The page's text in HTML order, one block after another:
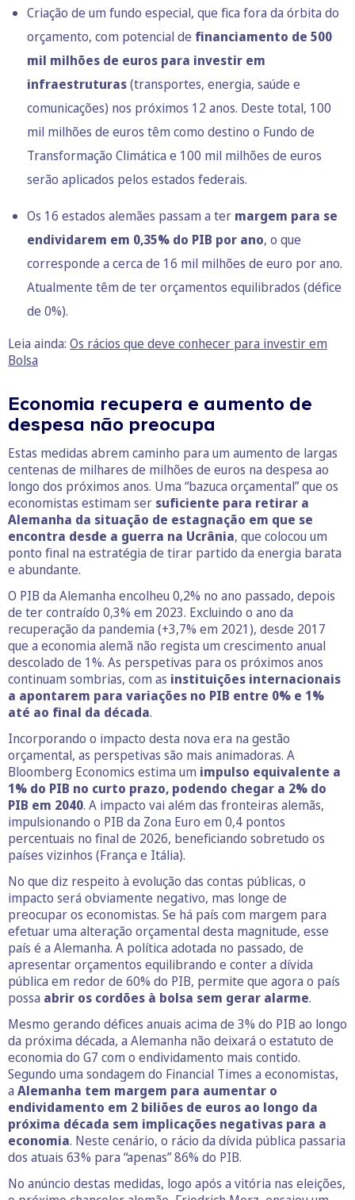
Criação de um fundo especial, que fica fora da órbita do
orçamento, com potencial de financiamento de 500
mil milhões de euros para investir em
infraestruturas(transportes, energia, saúde e
comunicações) nos próximos 12 anos. Deste total, 100
mil milhões de euros têm como destino o Fundo de
Transformação Climática e 100 mil milhões de euros
serão aplicados pelos estados federais.
Os 16 estados alemães passam a ter margem para se
endividarem em 0,35% do PIB por ano, o que
corresponde a cerca de 16 mil milhões de euro por ano.
Atualmente têm de ter orçamentos equilibrados (défice
de 0%).
Leia ainda: Os rácios que deve conhecer para investir em
Bolsa
Economia recupera e aumento de
despesa não preocupa
Estas medidas abrem caminho para um aumento de largas
centenas de milhares de milhões de euros na despesa ao
longo dos próximos anos. Uma “bazuca orçamental” que os
economistas estimam ser suficiente para retirar a
Alemanha da situação de estagnação em que se
encontra desde a guerra na Ucrânia, que colocou um
ponto final na estratégia de tirar partido da energia barata
e abundante.
O PIB da Alemanha encolheu 0,2% no ano passado, depois
de ter contraído 0,3% em 2023. Excluindo o ano da
recuperação da pandemia (+3,7% em 2021), desde 2017
que a economia alemã não regista um crescimento anual
descolado de 1%. As perspetivas para os próximos anos
continuam sombrias, com as instituições internacionais
a apontarem para variações no PIB entre 0% e 1%
até ao final da década.
Incorporando o impacto desta nova era na gestão
orçamental, as perspetivas são mais animadoras. A
Bloomberg Economics estima um impulso equivalente a
1% do PIB no curto prazo, podendo chegar a 2% do
PIB em 2040. A impacto vai além das fronteiras alemãs,
impulsionando o PIB da Zona Euro em 0,4 pontos
percentuais no final de 2026, beneficiando sobretudo os
países vizinhos (França e Itália).
No que diz respeito à evolução das contas públicas, o
impacto será obviamente negativo, mas longe de
preocupar os economistas. Se há país com margem para
efetuar uma alteração orçamental desta magnitude, esse
país é a Alemanha. A política adotada no passado, de
apresentar orçamentos equilibrando e conter a dívida
pública em redor de 60% do PIB, permite que agora o país
possa abrir os cordões à bolsa sem gerar alarme.
Mesmo gerando défices anuais acima de 3% do PIB ao longo
da próxima década, a Alemanha não deixará o estatuto de
economia do G7 com o endividamento mais contido.
Segundo uma sondagem do Financial Times a economistas,
a Alemanha tem margem para aumentar o
endividamento em 2 biliões de euros ao longo da
próxima década sem implicações negativas para a
economia. Neste cenário, o rácio da dívida pública passaria
dos atuais 63% para “apenas” 86% do PIB.
No anúncio destas medidas, logo após a vitória nas eleições,